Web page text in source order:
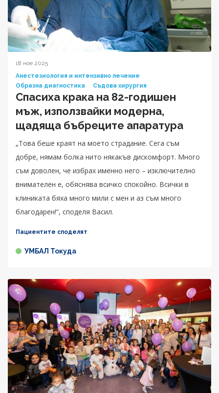
18 ное 2025
Анестезиология и интензивно лечение
Образна диагностика
Съдова хирургия
Спасиха крака на 82-годишен
мъж, използвайки модерна,
щадяща бъбреците апаратура
„Това беше краят на моето страдание. Сега съм
добре, нямам болка нито някакъв дискомфорт. Много
съм доволен, че избрах именно него – изключително
внимателен е, обяснява всичко спокойно. Всички в
клиниката бяха много мили с мен и аз съм много
благодарен!“, споделя Васил.
Пациентите споделят
УМБАЛ Токуда